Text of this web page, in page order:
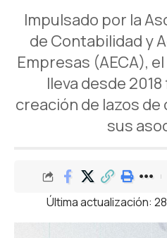
Impulsado por la
de Contabilidad y
Empresas (AECA),
lleva desde
creación de lazos
sus
Última actualización: